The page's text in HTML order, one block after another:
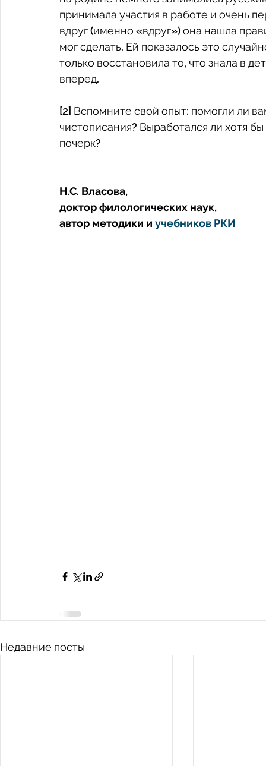
принимала участия в работе и очень
вдруг (именно «вдруг») она нашла
мог сделать. Ей показалось это
только восстановила то, что знала в
вперед.
[2] Вспомните свой опыт: помогли ли
чистописания? Выработался ли хотя
почерк?
Н.С. Власова,
доктор филологических наук,
автор методики и учебников РКИ
Недавние посты